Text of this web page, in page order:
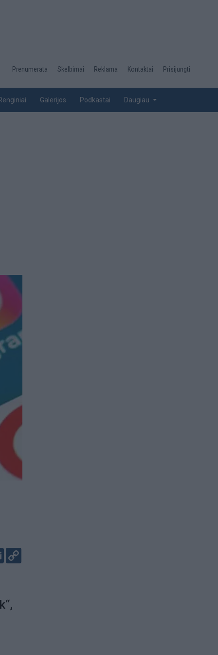
Desktop
top
Prenumerata Skelbimai Reklama Kontaktai Prisijungti
Galerijos Podkastai Daugiau
Email